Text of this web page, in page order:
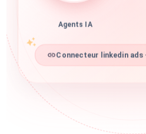
Agents IA
Connecteur linkedin ads